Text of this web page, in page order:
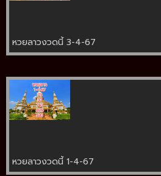
หวยลาวงวดนี้ 3-4-67
หวยลาวงวดนี้ 1-4-67